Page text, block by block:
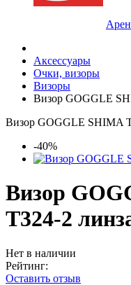
Аксессуары
Очки, визоры
Визоры
Визор GOGGLE
Визор GOGGLE SHIMA
-40%
Визор
T324-2
Нет в наличии
Рейтинг:
Оставить отзыв